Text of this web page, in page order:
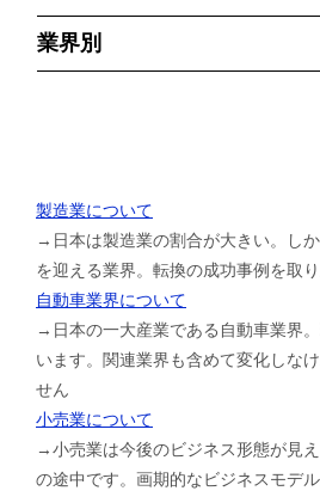
業界別
製造業について
→日本は製造業の割合が大きい。し
を迎える業界。転換の成功事例を取
自動車業界について
→日本の一大産業である自動車業界
います。関連業界も含めて変化しな
せん
小売業について
→小売業は今後のビジネス形態が見
の途中です。画期的なビジネスモデ